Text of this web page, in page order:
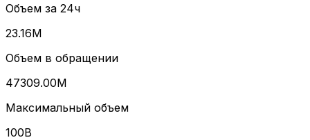
Объем за 24ч
23.16M
Объем в обращении
47309.00M
Максимальный объем
100B